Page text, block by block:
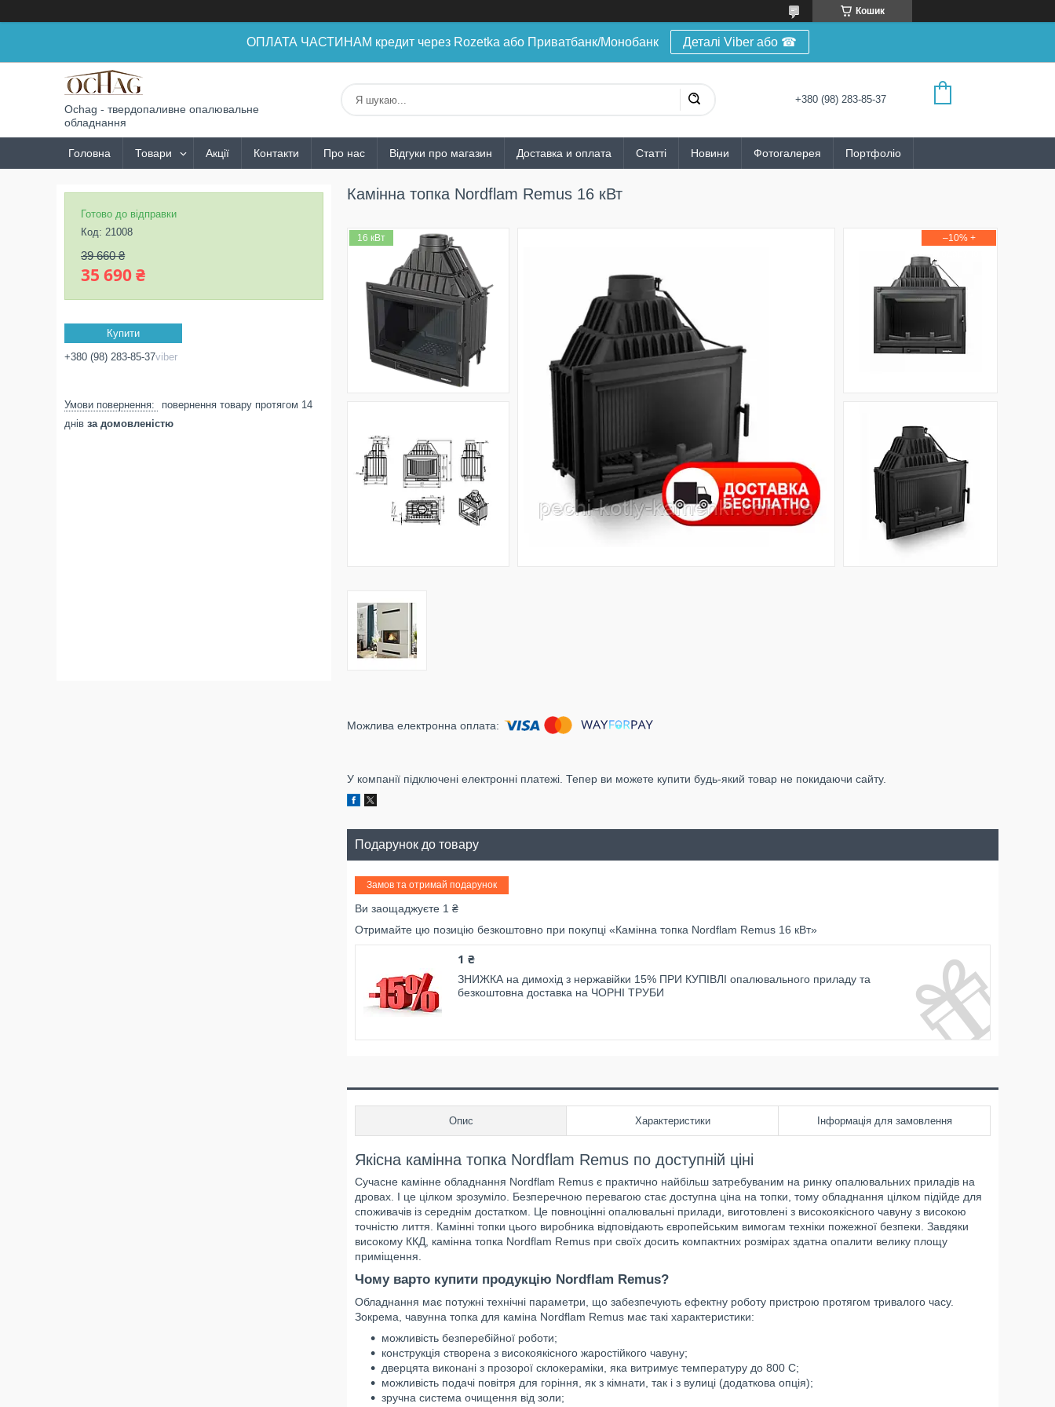
Кошик
ОПЛАТА ЧАСТИНАМ кредит через Rozetka або Приватбанк/Монобанк Деталі Viber або ☎
Ochag - твердопаливне опалювальне
обладнання
+380 (98) 283-85-37
Головна Товари Акції Контакти Про нас Відгуки про магазин Доставка и оплата Статті Новини Фотогалерея Портфоліо
Камінна топка Nordflam Remus 16 кВт
16 кВт –10%
У компанії підключені електронні платежі. Тепер ви можете купити будь-який товар не покидаючи сайту.
Подарунок до товару
Замов та отримай подарунок
Ви заощаджуєте 1 ₴
Отримайте цю позицію безкоштовно при покупці «Камінна топка Nordflam Remus 16 кВт»
1 ₴
ЗНИЖКА на димохід з нержавійки 15% ПРИ КУПІВЛІ опалювального приладу та
безкоштовна доставка на ЧОРНІ ТРУБИ
Опис Характеристики Інформація для замовлення
Якісна камінна топка Nordflam Remus по доступній ціні
Сучасне камінне обладнання Nordflam Remus є практично найбільш затребуваним на ринку опалювальних приладів на
дровах. І це цілком зрозуміло. Безперечною перевагою стає доступна ціна на топки, тому обладнання цілком підійде для
споживачів із середнім достатком. Це повноцінні опалювальні прилади, виготовлені з високоякісного чавуну з високою
точністю лиття. Камінні топки цього виробника відповідають європейським вимогам техніки пожежної безпеки. Завдяки
високому ККД, камінна топка Nordflam Remus при своїх досить компактних розмірах здатна опалити велику площу
приміщення.
Чому варто купити продукцію Nordflam Remus?
Обладнання має потужні технічні параметри, що забезпечують ефектну роботу пристрою протягом тривалого часу.
Зокрема, чавунна топка для каміна Nordflam Remus має такі характеристики:
можливість безперебійної роботи;
конструкція створена з високоякісного жаростійкого чавуну;
дверцята виконані з прозорої склокераміки, яка витримує температуру до 800 С;
можливість подачі повітря для горіння, як з кімнати, так і з вулиці (додаткова опція);
зручна система очищення від золи;
Готово до відправки
Код: 21008
39 660 ₴
35 690 ₴
Купити
+380 (98) 283-85-37viber
повернення товару протягом 14
днів за домовленістю